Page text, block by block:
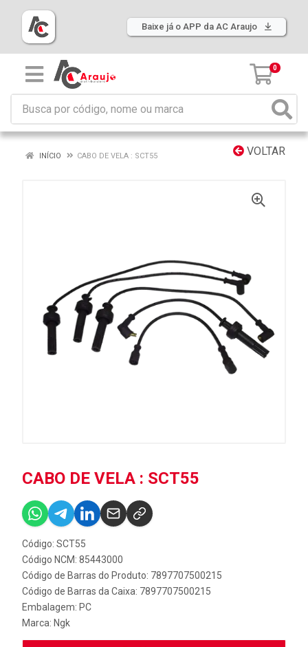
Baixe já o APP da AC Araujo
0
VOLTAR
INÍCIO CABO DE VELA : SCT55
CABO DE VELA : SCT55
Código: SCT55
Código NCM: 85443000
Código de Barras do Produto: 7897707500215
Código de Barras da Caixa: 7897707500215
Embalagem: PC
Marca: Ngk